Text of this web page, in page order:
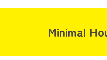
Minimal